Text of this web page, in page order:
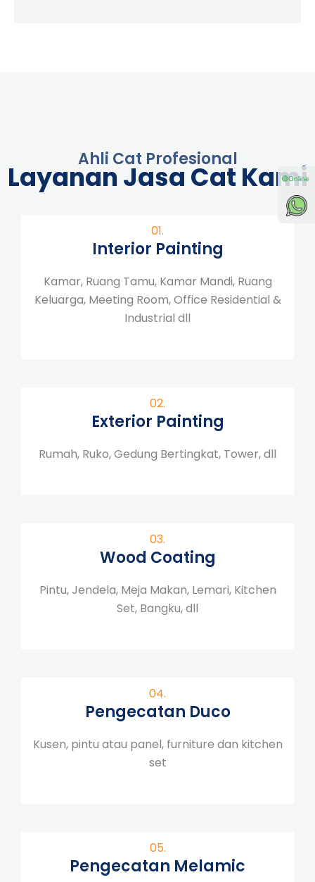
Ahli Cat Profesional
Layanan Jasa Cat Kami
01.
Interior Painting
Kamar, Ruang Tamu, Kamar Mandi, Ruang
Keluarga, Meeting Room, Office Residential &
Industrial dll
02.
Exterior Painting
Rumah, Ruko, Gedung Bertingkat, Tower, dll
03.
Wood Coating
Pintu, Jendela, Meja Makan, Lemari, Kitchen
Set, Bangku, dll
04.
Pengecatan Duco
Kusen, pintu atau panel, furniture dan kitchen
set
05.
Pengecatan Melamic